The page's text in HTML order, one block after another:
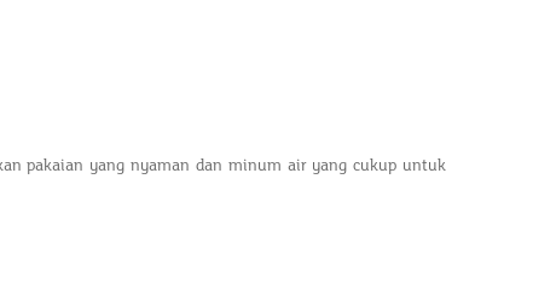
pakaian yang nyaman dan minum air yang cukup untuk